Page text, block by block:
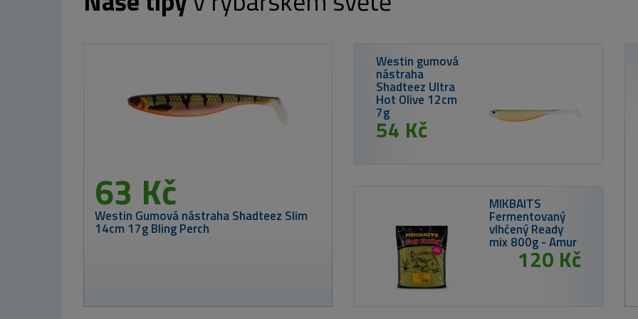
od 699 Kč
TB Baits Boilie Monster Crab 10 kg
Kinetic Prsačky
X4 St. Foot
od 3 460 Kč
Westin Gumová
nástraha
ShadTeez 12cm
15g Tiger Perch
54 Kč